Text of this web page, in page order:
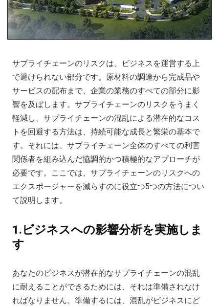
サプライチェーンのリスクは、ビジネスを運営する上
で避けられない部分です。原材料の調達から完成品や
サービスの配布まで、企業の業務のすべての部分に影
響を及ぼします。サプライチェーンのリスクをうまく
軽減し、サプライチェーンの混乱による潜在的なコス
トを回避する方法は、持続可能な成長と繁栄の基本で
す。それには、サプライチェーン全体のすべての利害
関係者を組み込んだ協調的かつ積極的なアプローチが
必要です。ここでは、サプライチェーンのリスクへの
エクスポージャーを減らすのに役立つ5つの方法につい
て説明します。
1.ビジネスへの影響分析を実施しま
す
あなたのビジネスが潜在的なサプライチェーンの混乱
に耐えることができるためには、それは準備されなけ
ればなりません。準備するには、混乱がビジネスにど